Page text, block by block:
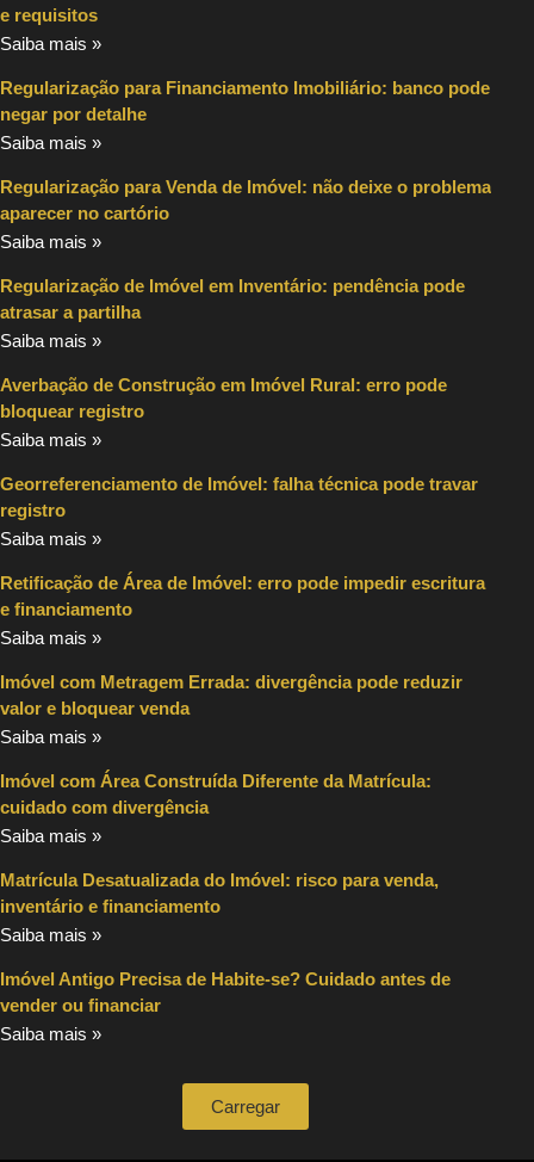
e requisitos
Saiba mais »
Regularização para Financiamento Imobiliário: banco pode
negar por detalhe
Saiba mais »
Regularização para Venda de Imóvel: não deixe o problema
aparecer no cartório
Saiba mais »
Regularização de Imóvel em Inventário: pendência pode
atrasar a partilha
Saiba mais »
Averbação de Construção em Imóvel Rural: erro pode
bloquear registro
Saiba mais »
Georreferenciamento de Imóvel: falha técnica pode travar
registro
Saiba mais »
Retificação de Área de Imóvel: erro pode impedir escritura
e financiamento
Saiba mais »
Imóvel com Metragem Errada: divergência pode reduzir
valor e bloquear venda
Saiba mais »
Imóvel com Área Construída Diferente da Matrícula:
cuidado com divergência
Saiba mais »
Matrícula Desatualizada do Imóvel: risco para venda,
inventário e financiamento
Saiba mais »
Imóvel Antigo Precisa de Habite-se? Cuidado antes de
vender ou financiar
Saiba mais »
Carregar